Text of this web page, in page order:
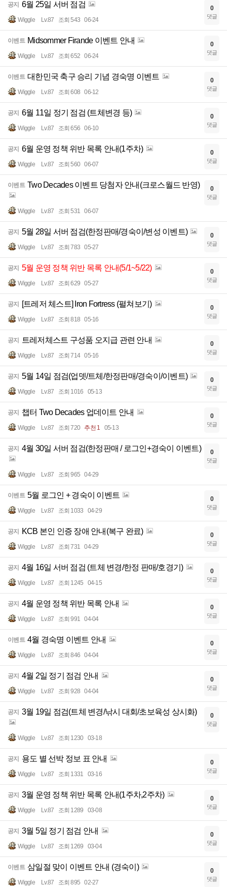
공지 6월 25일 서버 점검
Wiggle Lv.87 조회 543 06-24
0
댓글
이벤트 Midsommer Firande 이벤트 안내
Wiggle Lv.87 조회 652 06-24
0
댓글
이벤트 대한민국 축구 승리 기념 경숙명 이벤트
Wiggle Lv.87 조회 608 06-12
0
댓글
공지 6월 11일 정기 점검 (트체변경 등)
Wiggle Lv.87 조회 656 06-10
0
댓글
공지 6월 운영 정책 위반 목록 안내(1주차)
Wiggle Lv.87 조회 560 06-07
0
댓글
이벤트 Two Decades 이벤트 당첨자 안내(크로스월드 반영)
Wiggle Lv.87 조회 531 06-07
0
댓글
공지 5월 28일 서버 점검(한정판매/경숙이/변성 이벤트)
Wiggle Lv.87 조회 783 05-27
0
댓글
공지 5월 운영 정책 위반 목록 안내(5/1~5/22)
Wiggle Lv.87 조회 629 05-27
0
댓글
공지 [트레저 체스트] Iron Fortress (펼쳐보기)
Wiggle Lv.87 조회 818 05-16
0
댓글
공지 트레저체스트 구성품 오지급 관련 안내
Wiggle Lv.87 조회 714 05-16
0
댓글
공지 5월 14일 점검(업뎃/트체/한정판매/경숙이/이벤트)
Wiggle Lv.87 조회 1016 05-13
0
댓글
공지 챕터 Two Decades 업데이트 안내
Wiggle Lv.87 조회 720 추천 1 05-13
0
댓글
공지 4월 30일 서버 점검(한정판매 / 로그인+경숙이 이벤트)
Wiggle Lv.87 조회 965 04-29
0
댓글
이벤트 5월 로그인 + 경숙이 이벤트
Wiggle Lv.87 조회 1033 04-29
0
댓글
공지 KCB 본인 인증 장애 안내(복구 완료)
Wiggle Lv.87 조회 731 04-29
0
댓글
공지 4월 16일 서버 점검 (트체 변경/한정 판매/호경기)
Wiggle Lv.87 조회 1245 04-15
0
댓글
공지 4월 운영 정책 위반 목록 안내
Wiggle Lv.87 조회 991 04-04
0
댓글
이벤트 4월 경숙명 이벤트 안내
Wiggle Lv.87 조회 846 04-04
0
댓글
공지 4월 2일 정기 점검 안내
Wiggle Lv.87 조회 928 04-04
0
댓글
공지 3월 19일 점검(트체 변경/낚시 대회/초보육성 상시화)
Wiggle Lv.87 조회 1230 03-18
0
댓글
공지 용도 별 선박 정보 표 안내
Wiggle Lv.87 조회 1331 03-16
0
댓글
공지 3월 운영 정책 위반 목록 안내(1주차,2주차)
Wiggle Lv.87 조회 1289 03-08
0
댓글
공지 3월 5일 정기 점검 안내
Wiggle Lv.87 조회 1269 03-04
0
댓글
이벤트 삼일절 맞이 이벤트 안내 (경숙이)
Wiggle Lv.87 조회 895 02-27
0
댓글